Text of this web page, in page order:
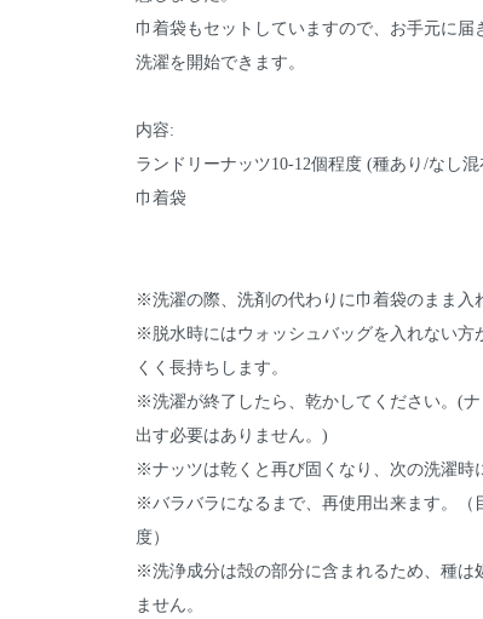
巾着袋もセットしていますので、お手元に届
洗濯を開始できます。
内容:
ランドリーナッツ10-12個程度 (種あり/なし
巾着袋
※洗濯の際、洗剤の代わりに巾着袋のまま入
※脱水時にはウォッシュバッグを入れない方
くく長持ちします。
※洗濯が終了したら、乾かしてください。(ナ
出す必要はありません。)
※ナッツは乾くと再び固くなり、次の洗濯時
※バラバラになるまで、再使用出来ます。（
度）
※洗浄成分は殻の部分に含まれるため、種は
ません。